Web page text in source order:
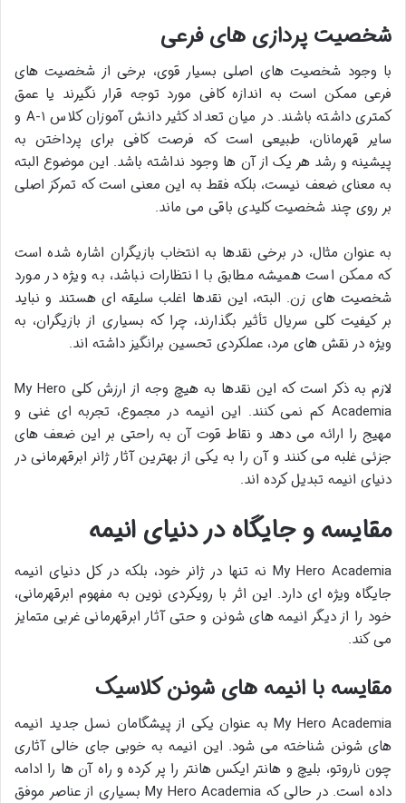
شخصیت پردازی های فرعی
با وجود شخصیت های اصلی بسیار قوی، برخی از شخصیت های
فرعی ممکن است به اندازه کافی مورد توجه قرار نگیرند یا عمق
کمتری داشته باشند. در میان تعداد کثیر دانش آموزان کلاس ۱-A و
سایر قهرمانان، طبیعی است که فرصت کافی برای پرداختن به
پیشینه و رشد هر یک از آن ها وجود نداشته باشد. این موضوع البته
به معنای ضعف نیست، بلکه فقط به این معنی است که تمرکز اصلی
بر روی چند شخصیت کلیدی باقی می ماند.
به عنوان مثال، در برخی نقدها به انتخاب بازیگران اشاره شده است
که ممکن است همیشه مطابق با انتظارات نباشد، به ویژه در مورد
شخصیت های زن. البته، این نقدها اغلب سلیقه ای هستند و نباید
بر کیفیت کلی سریال تأثیر بگذارند، چرا که بسیاری از بازیگران، به
ویژه در نقش های مرد، عملکردی تحسین برانگیز داشته اند.
لازم به ذکر است که این نقدها به هیچ وجه از ارزش کلی My Hero
Academia کم نمی کنند. این انیمه در مجموع، تجربه ای غنی و
مهیج را ارائه می دهد و نقاط قوت آن به راحتی بر این ضعف های
جزئی غلبه می کنند و آن را به یکی از بهترین آثار ژانر ابرقهرمانی در
دنیای انیمه تبدیل کرده اند.
مقایسه و جایگاه در دنیای انیمه
My Hero Academia نه تنها در ژانر خود، بلکه در کل دنیای انیمه
جایگاه ویژه ای دارد. این اثر با رویکردی نوین به مفهوم ابرقهرمانی،
خود را از دیگر انیمه های شونن و حتی آثار ابرقهرمانی غربی متمایز
می کند.
مقایسه با انیمه های شونن کلاسیک
My Hero Academia به عنوان یکی از پیشگامان نسل جدید انیمه
های شونن شناخته می شود. این انیمه به خوبی جای خالی آثاری
چون ناروتو، بلیچ و هانتر ایکس هانتر را پر کرده و راه آن ها را ادامه
داده است. در حالی که My Hero Academia بسیاری از عناصر موفق